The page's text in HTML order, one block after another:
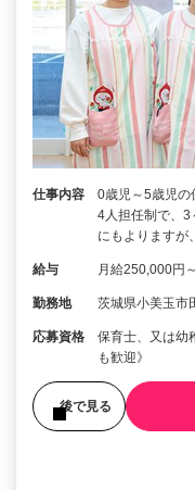
仕事内容
0歳児～5歳児の
4人担任制で、3
にもよりますが
給与 月給250,000円
勤務地 茨城県小美玉市
応募資格
保育士、又は幼
も歓迎》
後で見る